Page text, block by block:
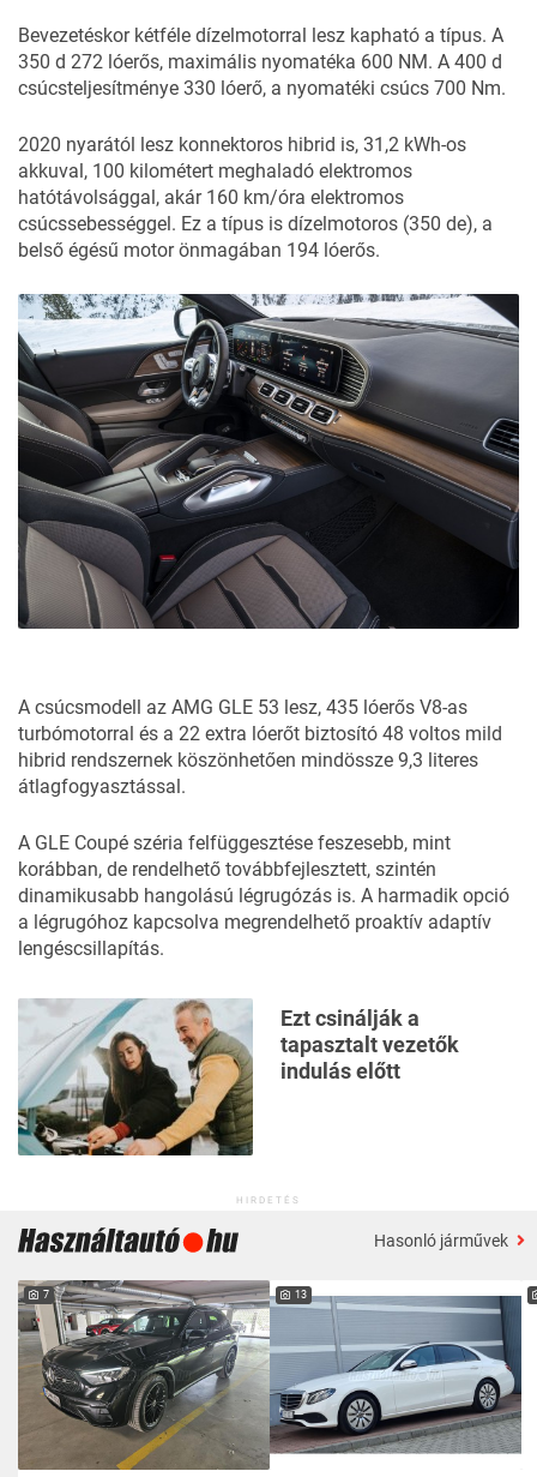
Bevezetéskor kétféle dízelmotorral lesz kapható a típus. A
350 d 272 lóerős, maximális nyomatéka 600 NM. A 400 d
csúcsteljesítménye 330 lóerő, a nyomatéki csúcs 700 Nm.
2020 nyarától lesz konnektoros hibrid is, 31,2 kWh-os
akkuval, 100 kilométert meghaladó elektromos
hatótávolsággal, akár 160 km/óra elektromos
csúcssebességgel. Ez a típus is dízelmotoros (350 de), a
belső égésű motor önmagában 194 lóerős.
A csúcsmodell az AMG GLE 53 lesz, 435 lóerős V8-as
turbómotorral és a 22 extra lóerőt biztosító 48 voltos mild
hibrid rendszernek köszönhetően mindössze 9,3 literes
átlagfogyasztással.
A GLE Coupé széria felfüggesztése feszesebb, mint
korábban, de rendelhető továbbfejlesztett, szintén
dinamikusabb hangolású légrugózás is. A harmadik opció
a légrugóhoz kapcsolva megrendelhető proaktív adaptív
lengéscsillapítás.
Ezt csinálják a
tapasztalt vezetők
indulás előtt
HIRDETÉS
Hasonló járművek
7 13